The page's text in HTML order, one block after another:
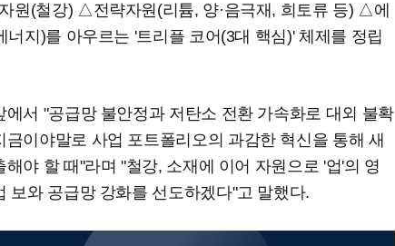
원(철강) △전략자원(리튬, 양·음극재, 희토류 등) △에
너지)를 아우르는 '트리플 코어(3대 핵심)' 체제를 정립
에서 "공급망 불안정과 저탄소 전환 가속화로 대외 불확
금이야말로 사업 포트폴리오의 과감한 혁신을 통해 새
야 할 때"라며 "철강, 소재에 이어 자원으로 '업'의 영
보와 공급망 강화를 선도하겠다"고 말했다.